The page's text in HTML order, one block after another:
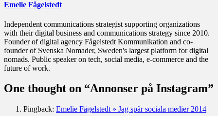
Emelie Fågelstedt
Independent communications strategist supporting organizations
with their digital business and communications strategy since 2010.
Founder of digital agency Fågelstedt Kommunikation and co-
founder of Svenska Nomader, Sweden's largest platform for digital
nomads. Public speaker on tech, social media, e-commerce and the
future of work.
One thought on “Annonser på Instagram”
Pingback: Emelie Fågelstedt » Jag spår sociala medier 2014